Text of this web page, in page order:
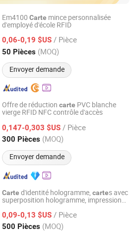
Em4100 Carte mince personnalisée
d'employé d'école RFID
0,06-0,19 $US / Pièce
50 Pièces (MOQ)
Envoyer demande
Limited
Depuis 2013
Offre de réduction carte PVC blanche
vierge RFID NFC contrôle d'accès
0,147-0,303 $US / Pièce
300 Pièces (MOQ)
Envoyer demande
Technology Co., Ltd.
Depuis 2016
Carte d'identité hologramme, cartes avec
superposition hologramme, impression
0,09-0,13 $US / Pièce
500 Pièces (MOQ)
Co., Ltd.
Depuis 2006